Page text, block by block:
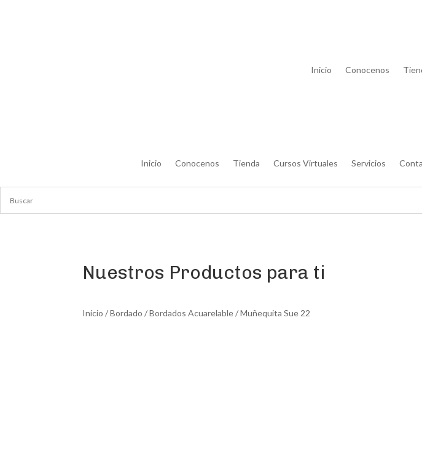
Inicio Conocenos
Inicio Conocenos Tienda Cursos Virtuales Servicios
Nuestros Productos para ti
Inicio /Bordado /Bordados Acuarelable/ Muñequita Sue 22